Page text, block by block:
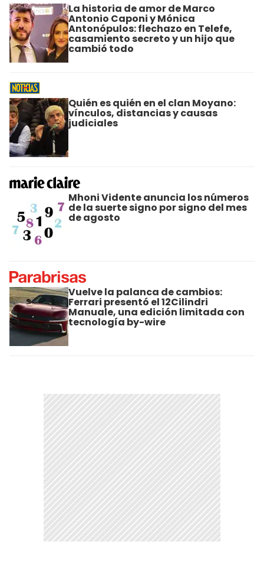
La historia de amor de Marco
Antonio Caponi y Mónica
Antonópulos: flechazo en Telefe,
casamiento secreto y un hijo que
cambió todo
Quién es quién en el clan Moyano:
vínculos, distancias y causas
judiciales
Mhoni Vidente anuncia los números
de la suerte signo por signo del mes
de agosto
Vuelve la palanca de cambios:
Ferrari presentó el 12Cilindri
Manuale, una edición limitada con
tecnología by-wire